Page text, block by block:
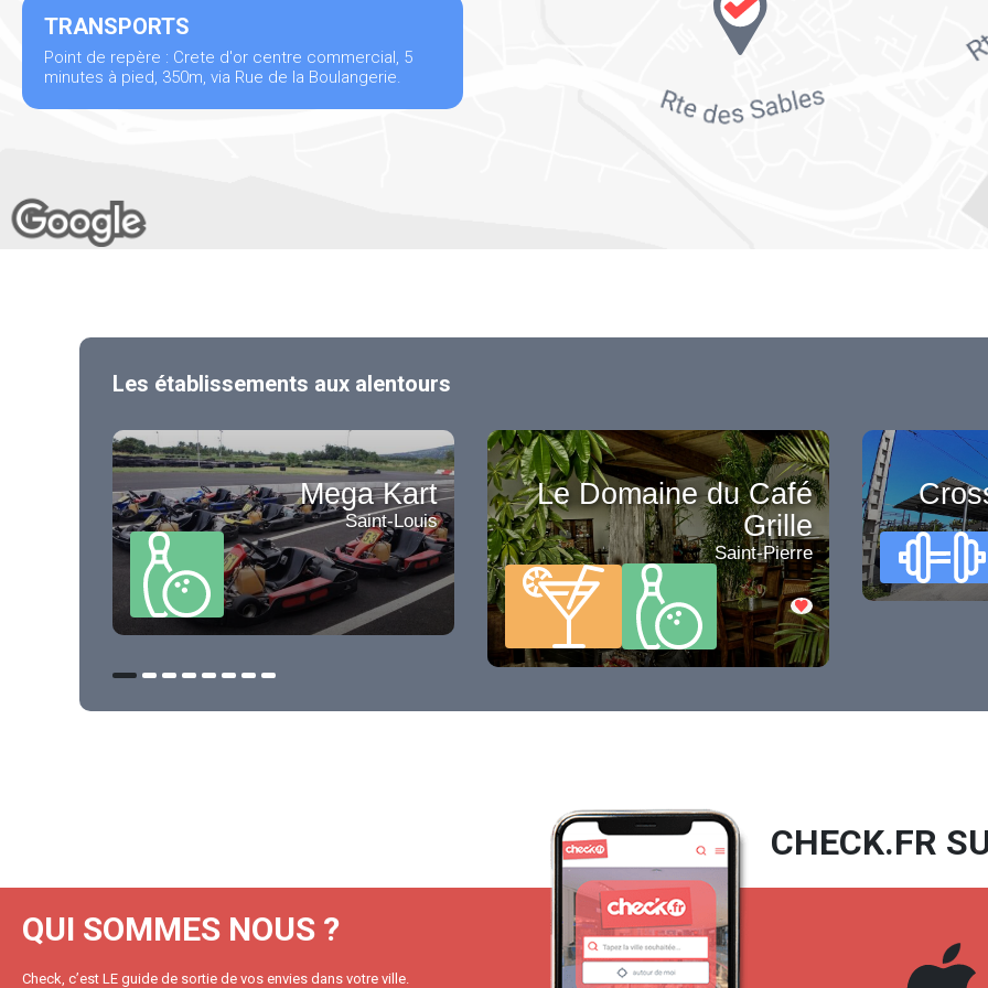
TRANSPORTS
Point de repère : Crete d'or centre commercial, 5
minutes à pied, 350m, via Rue de la Boulangerie.
Les établissements aux alentours
Mega Kart
Saint-Louis
Le Domaine du Café
Grille
Saint-Pierre
QUI SOMMES NOUS ?
Check, c’est LE guide de sortie de vos envies dans votre ville.
CHECK.FR